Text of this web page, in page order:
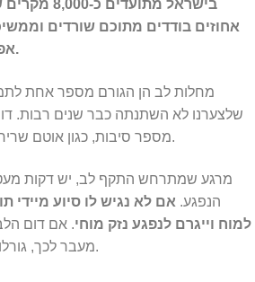
בישראל
אחוזים בודדים מתוכם שורדים
אפשר וצריך לשנות את זה.
מחלות לב הן הגורם מספר אחת
שלצערנו לא השתנתה כבר שנים רבות.
מספר סיבות, כגון אוטם שריר הלב, מומים מולדים ועוד.
מרגע שמתרחש התקף לב, יש דקות
הנפגע.
למוח וייגרם לנפגע נזק מוחי. אם דום
מעבר לכך, גורלו של הנפגע למעשה נחרץ.